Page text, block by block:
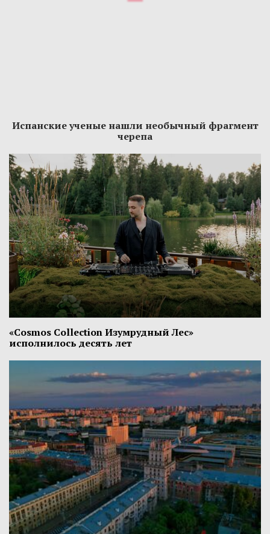
Испанские ученые нашли необычный фрагмент
черепа
«Cosmos Collection Изумрудный Лес»
исполнилось десять лет